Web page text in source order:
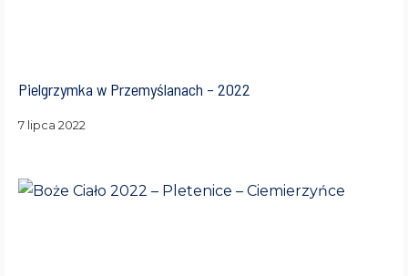
Pielgrzymka w Przemyślanach – 2022
7 lipca 2022